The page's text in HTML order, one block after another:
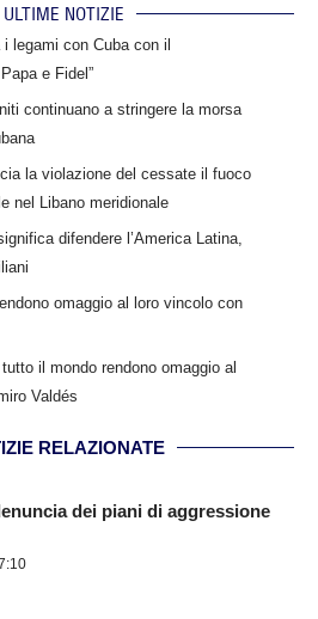
ULTIME NOTIZIE
legami con Cuba con il
e Fidel”
continuano a stringere la morsa
la violazione del cessate il fuoco
nel Libano meridionale
difendere l’America Latina,
omaggio al loro vincolo con
il mondo rendono omaggio al
Valdés
RELAZIONATE
dei piani di aggressione